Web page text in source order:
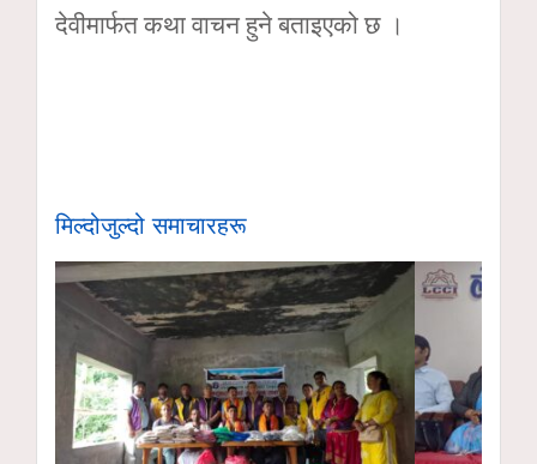
देवीमार्फत कथा वाचन हुने बताइएको छ ।
मिल्दोजुल्दो समाचारहरू